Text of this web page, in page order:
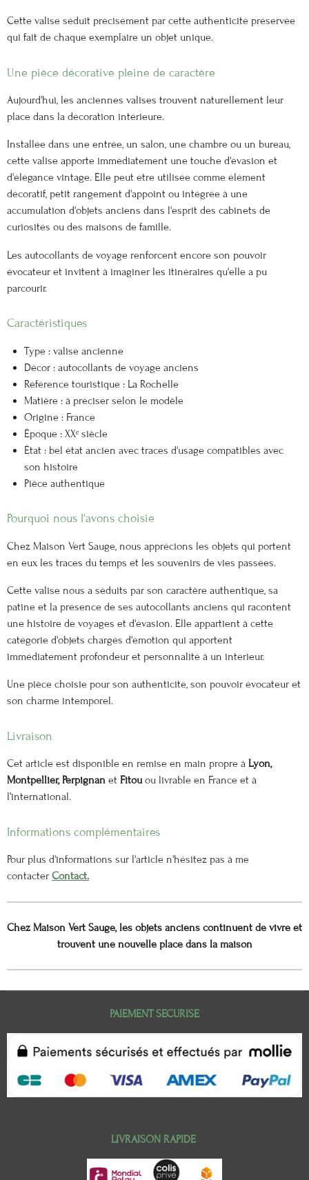
Cette valise séduit précisément par cette authenticité préservée
qui fait de chaque exemplaire un objet unique.
Une pièce décorative pleine de caractère
Aujourd'hui, les anciennes valises trouvent naturellement leur
place dans la décoration intérieure.
Installée dans une entrée, un salon, une chambre ou un bureau,
cette valise apporte immédiatement une touche d'évasion et
d'élégance vintage. Elle peut être utilisée comme élément
décoratif, petit rangement d'appoint ou intégrée à une
accumulation d'objets anciens dans l'esprit des cabinets de
curiosités ou des maisons de famille.
Les autocollants de voyage renforcent encore son pouvoir
évocateur et invitent à imaginer les itinéraires qu'elle a pu
parcourir.
Caractéristiques
Type : valise ancienne
Décor : autocollants de voyage anciens
Référence touristique : La Rochelle
Matière : à préciser selon le modèle
Origine : France
Époque : XXᵉ siècle
État : bel état ancien avec traces d'usage compatibles avec
son histoire
Pièce authentique
Pourquoi nous l'avons choisie
Chez Maison Vert Sauge, nous apprécions les objets qui portent
en eux les traces du temps et les souvenirs de vies passées.
Cette valise nous a séduits par son caractère authentique, sa
patine et la présence de ses autocollants anciens qui racontent
une histoire de voyages et d'évasion. Elle appartient à cette
catégorie d'objets chargés d'émotion qui apportent
immédiatement profondeur et personnalité à un intérieur.
Une pièce choisie pour son authenticité, son pouvoir évocateur et
son charme intemporel.
Livraison
Cet article est disponible en remise en main propre à Lyon,
Montpellier, Perpignan et Fitou ou livrable en France et à
l’international.
Informations complémentaires
Pour plus d'informations sur l'article n'hésitez pas à me
contacter Contact.
Chez Maison Vert Sauge, les objets anciens continuent de vivre et
trouvent une nouvelle place dans la maison
PAIEMENT SECURISE
LIVRAISON RAPIDE